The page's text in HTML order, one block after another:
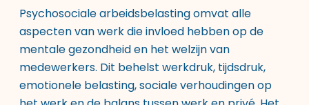
Psychosociale arbeidsbelasting omvat alle
aspecten van werk die invloed hebben op de
mentale gezondheid en het welzijn van
medewerkers. Dit behelst werkdruk, tijdsdruk,
emotionele belasting, sociale verhoudingen op